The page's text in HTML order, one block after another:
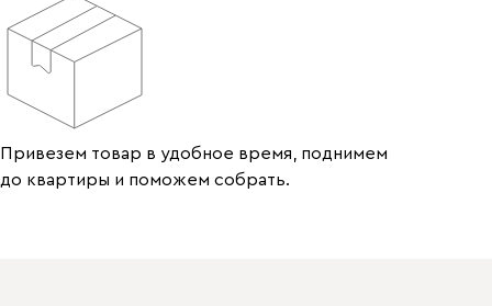
Привезем товар в удобное время, поднимем
до квартиры и поможем собрать.